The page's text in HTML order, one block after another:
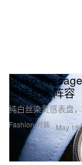
Fashion 时装
Seiko
周年纪念阵容
纯白丝染灵感表盘
May